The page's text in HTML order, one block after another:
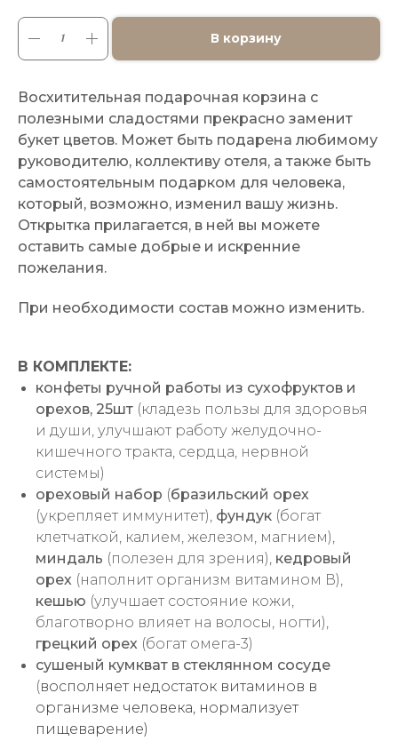
В корзину
Восхитительная подарочная корзина с
полезными сладостями прекрасно заменит
букет цветов. Может быть подарена любимому
руководителю, коллективу отеля, а также быть
самостоятельным подарком для человека,
который, возможно, изменил вашу жизнь.
Открытка прилагается, в ней вы можете
оставить самые добрые и искренние
пожелания.
При необходимости состав можно изменить.
В КОМПЛЕКТЕ:
конфеты ручной работы из сухофруктов и
орехов, 25шт (кладезь пользы для здоровья
и души, улучшают работу желудочно-
кишечного тракта, сердца, нервной
системы)
ореховый набор (бразильский орех
(укрепляет иммунитет), фундук (богат
клетчаткой, калием, железом, магнием),
миндаль (полезен для зрения), кедровый
орех (наполнит организм витамином В),
кешью (улучшает состояние кожи,
благотворно влияет на волосы, ногти),
грецкий орех (богат омега-3)
сушеный кумкват в стеклянном сосуде
(восполняет недостаток витаминов в
организме человека, нормализует
пищеварение)